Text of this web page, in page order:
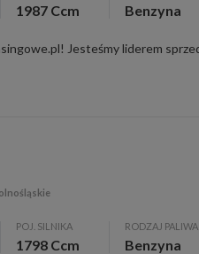
1987 Ccm Benzyna
POJ. SILNIKA
1798 Ccm
RODZAJ PALIWA
Benzyna